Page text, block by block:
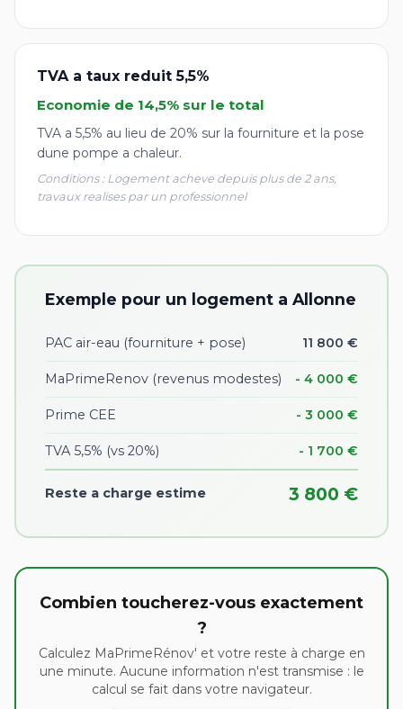
TVA a taux reduit 5,5%
Economie de 14,5% sur le total
TVA a 5,5% au lieu de 20% sur la fourniture et la pose
dune pompe a chaleur.
Conditions : Logement acheve depuis plus de 2 ans,
travaux realises par un professionnel
Exemple pour un logement a Allonne
PAC air-eau (fourniture + pose) 11 800 €
MaPrimeRenov (revenus modestes) - 4 000 €
Prime CEE - 3 000 €
TVA 5,5% (vs 20%) - 1 700 €
Reste a charge estime 3 800 €
Combien toucherez-vous exactement
?
Calculez MaPrimeRénov' et votre reste à charge en
une minute. Aucune information n'est transmise : le
calcul se fait dans votre navigateur.